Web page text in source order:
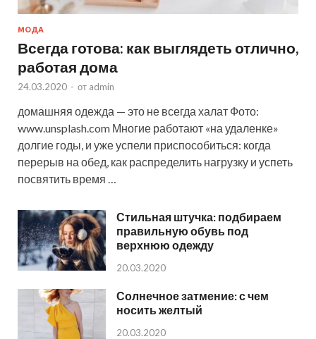
МОДА
Всегда готова: как выглядеть отлично,
работая дома
24.03.2020 - от admin
домашняя одежда — это не всегда халат Фото:
www.unsplash.com Многие работают «на удаленке»
долгие годы, и уже успели приспособиться: когда
перерыв на обед, как распределить нагрузку и успеть
посвятить время …
Стильная штучка: подбираем
правильную обувь под
верхнюю одежду
20.03.2020
Солнечное затмение: с чем
носить желтый
20.03.2020